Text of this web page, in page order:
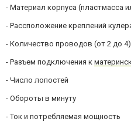
- Материал корпуса (пластмасса
- Рассположение креплений
- Количество проводов (от 2 до 4)
- Разъем подключения к
- Число лопостей
- Обороты в минуту
- Ток и потребляемая мощность